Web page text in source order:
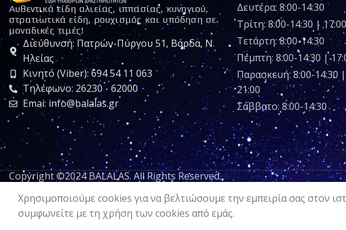
Αυθεντικά είδη αλιείας, ιππασίας, κυνηγιού,
στρατιωτικά είδη, ρουχισμός και υπόδηση σε
μοναδικές τιμές!
Διεύθυνση: Πατρών-Πύργου 51, Βάρδα, Ν.
Ηλείας
Κινητό (Viber): 694 54 11 063
Τηλέφωνο: 26230 - 62000
Emai: info@balalas.gr
Δευτέρα: 8:00-14:30
Τρίτη: 8:00-14:30 |
Τετάρτη: 8:00-14:30
Πέμπτη: 8:00-14:30 |
Παρασκευή: 8:00-14:30
21:00
Σάββατο: 8:00-14:30
Copyright ©2024 BALALAS. All Rights Reserved.
Χρησιμοποιούμε cookies για να βελτιώσουμε την εμπειρία σας στον
συμφωνείτε με τη χρήση των cookies από εμάς.